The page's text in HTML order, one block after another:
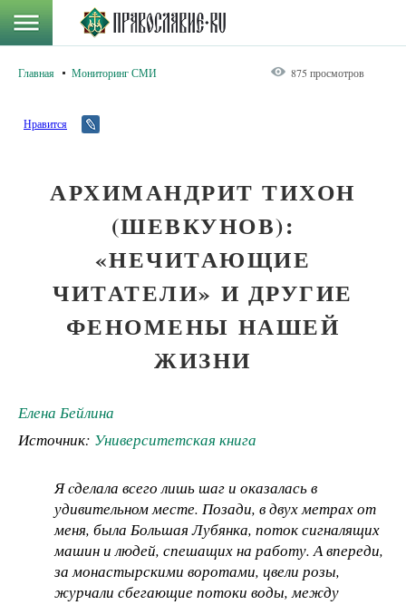
Главная Мониторинг СМИ 875 просмотров
Нравится
АРХИМАНДРИТ ТИХОН
(ШЕВКУНОВ):
«НЕЧИТАЮЩИЕ
ЧИТАТЕЛИ» И ДРУГИЕ
ФЕНОМЕНЫ НАШЕЙ
ЖИЗНИ
Елена Бейлина
Источник: Университетская книга
Я cделала всего лишь шаг и оказалась в
удивительном месте. Позади, в двух метрах от
меня, была Большая Лубянка, поток сигналящих
машин и людей, спешащих на работу. А впереди,
за монастырскими воротами, цвели розы,
журчали сбегающие потоки воды, между